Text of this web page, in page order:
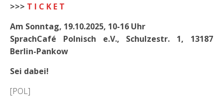
>>> T I C K E T
Am Sonntag, 19.10.2025, 10-16 Uhr
SprachCafé Polnisch e.V., Schulzestr. 1, 13187
Berlin-Pankow
Sei dabei!
[POL]